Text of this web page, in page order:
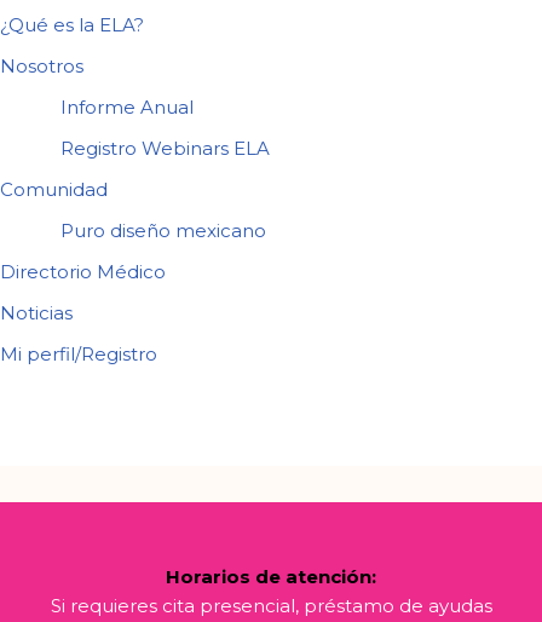
¿Qué es la ELA?
Nosotros
Informe Anual
Registro Webinars ELA
Comunidad
Puro diseño mexicano
Directorio Médico
Noticias
Mi perfil/Registro
Horarios de atención:
Si requieres cita presencial, préstamo de ayudas